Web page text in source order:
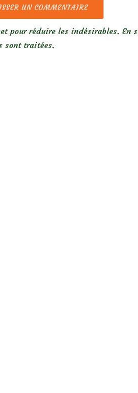
pour réduire les indésirables. En
sont traitées.